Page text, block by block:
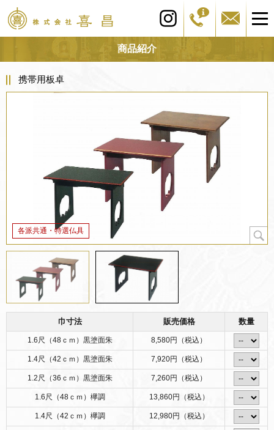
商品紹介
携帯用板卓
各派共通・特選仏具
巾寸法 販売価格 数量
1.6尺（48ｃｍ）黒塗面朱 8,580円（税込）
1.4尺（42ｃｍ）黒塗面朱 7,920円（税込）
1.2尺（36ｃｍ）黒塗面朱 7,260円（税込）
1.6尺（48ｃｍ）欅調 13,860円（税込）
1.4尺（42ｃｍ）欅調 12,980円（税込）